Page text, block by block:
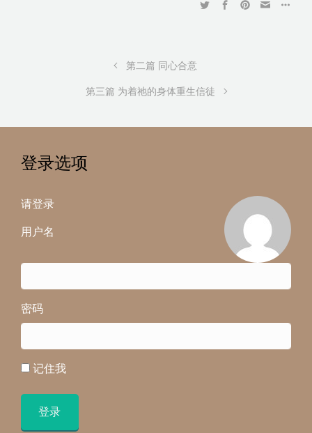
第二篇 同心合意
第三篇 为着祂的身体重生信徒
登录选项
请登录
用户名
密码
记住我